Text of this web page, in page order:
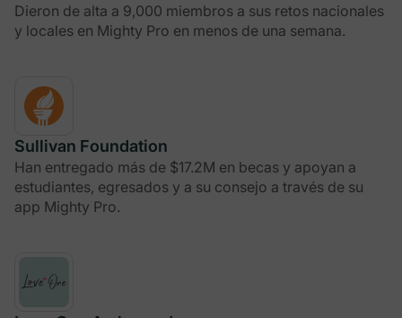
Dieron de alta a 9,000 miembros a sus retos nacionales
y locales en Mighty Pro en menos de una semana.
Sullivan Foundation
Han entregado más de $17.2M en becas y apoyan a
estudiantes, egresados y a su consejo a través de su
app Mighty Pro.